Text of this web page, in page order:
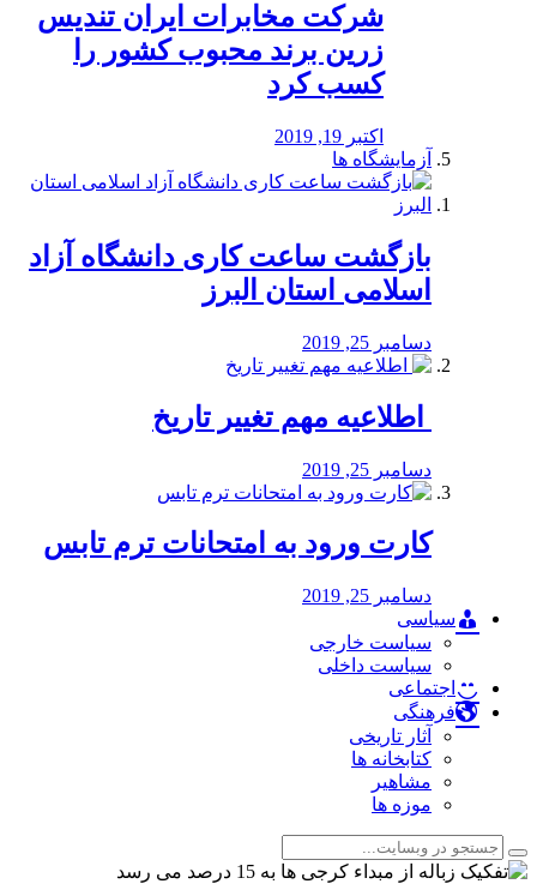
شرکت مخابرات ایران تندیس
زرین برند محبوب کشور را
کسب کرد
اکتبر 19, 2019
آزمایشگاه ها
بازگشت ساعت کاری دانشگاه آزاد
اسلامی استان البرز
دسامبر 25, 2019
️ اطلاعیه مهم تغییر تاریخ
دسامبر 25, 2019
کارت ورود به امتحانات ترم تابس
دسامبر 25, 2019
سیاسی
سیاست خارجی
سیاست داخلی
اجتماعی
فرهنگی
آثار تاریخی
کتابخانه ها
مشاهیر
موزه ها